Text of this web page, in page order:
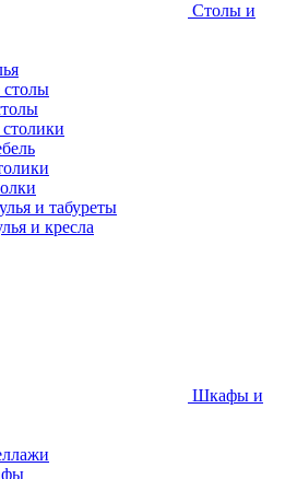
Столы и
и табуреты
и кресла
Шкафы и